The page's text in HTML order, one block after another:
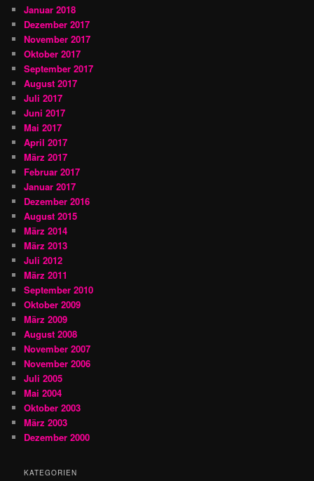
Januar 2018
Dezember 2017
November 2017
Oktober 2017
September 2017
August 2017
Juli 2017
Juni 2017
Mai 2017
April 2017
März 2017
Februar 2017
Januar 2017
Dezember 2016
August 2015
März 2014
März 2013
Juli 2012
März 2011
September 2010
Oktober 2009
März 2009
August 2008
November 2007
November 2006
Juli 2005
Mai 2004
Oktober 2003
März 2003
Dezember 2000
KATEGORIEN